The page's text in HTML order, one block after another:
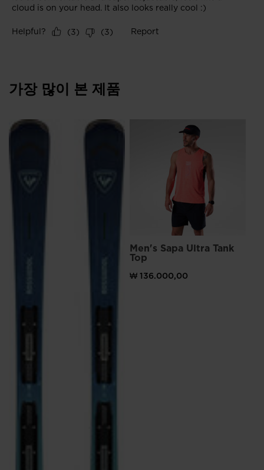
가장 많이 본 제품
Men's Sapa Ultra Tank
Top
₩ 136.000,00